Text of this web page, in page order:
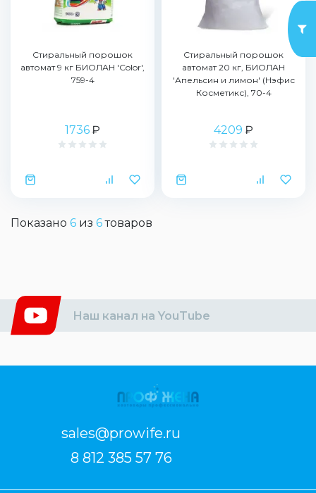
Стиральный порошок
автомат 9 кг БИОЛАН 'Color',
759-4
1736₽
Стиральный порошок
автомат 20 кг, БИОЛАН
'Апельсин и лимон' (Нэфис
Косметикс), 70-4
4209 ₽
Показано 6 из 6товаров
Наш канал на YouTube
sales@prowife.ru
8 812 385 57 76